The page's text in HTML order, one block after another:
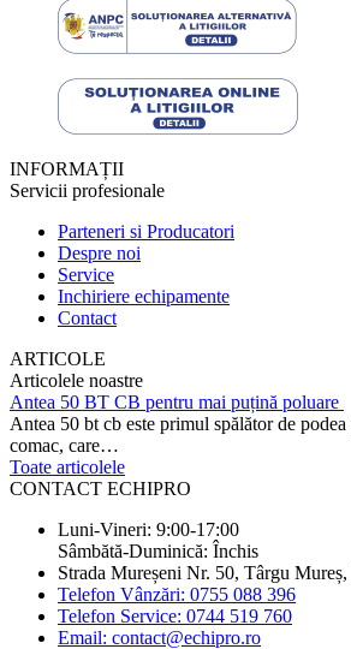
INFORMAȚII
Servicii profesionale
Parteneri si Producatori
Despre noi
Service
Inchiriere echipamente
Contact
ARTICOLE
Articolele noastre
Antea 50 BT CB pentru mai puțină poluare
Antea 50 bt cb este primul spălător de
comac, care…
Toate articolele
CONTACT ECHIPRO
Luni-Vineri: 9:00-17:00
Sâmbătă-Duminică: Închis
Strada Mureșeni Nr. 50, Târgu
Telefon Vânzări: 0755 088 396
Telefon Service: 0744 519 760
Email: contact@echipro.ro